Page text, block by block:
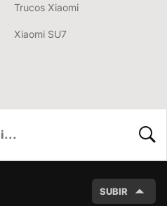
Trucos Xiaomi
Xiaomi SU7
SUBIR